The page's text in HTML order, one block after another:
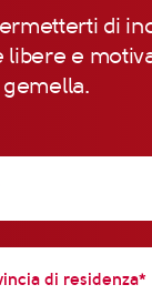
di
libere e